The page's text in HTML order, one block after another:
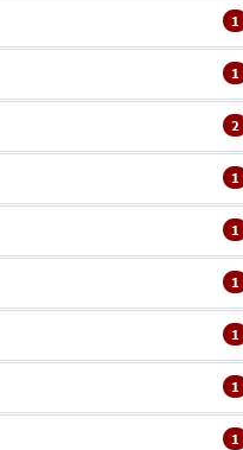
1
1
2
1
1
1
1
1
1